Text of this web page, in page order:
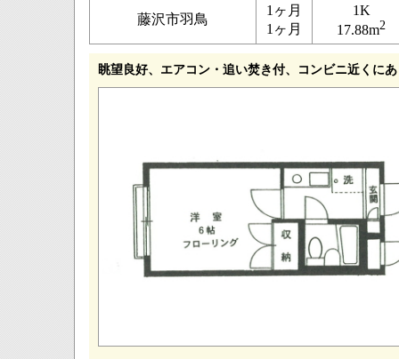
藤沢市羽鳥
1ヶ月
1ヶ月
1K
17.88m2
眺望良好、エアコン・追い焚き付、コンビニ近くに